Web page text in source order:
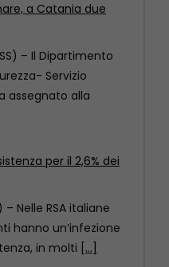
per il 2,6% dei
– Nelle RSA italiane
hanno un’infezione
in molti[...]
nuove diagnosi